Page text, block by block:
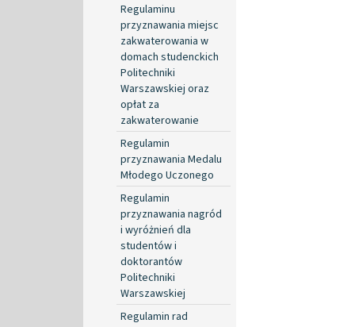
Regulaminu
przyznawania miejsc
zakwaterowania w
domach studenckich
Politechniki
Warszawskiej oraz
opłat za
zakwaterowanie
Regulamin
przyznawania Medalu
Młodego Uczonego
Regulamin
przyznawania nagród
i wyróżnień dla
studentów i
doktorantów
Politechniki
Warszawskiej
Regulamin rad